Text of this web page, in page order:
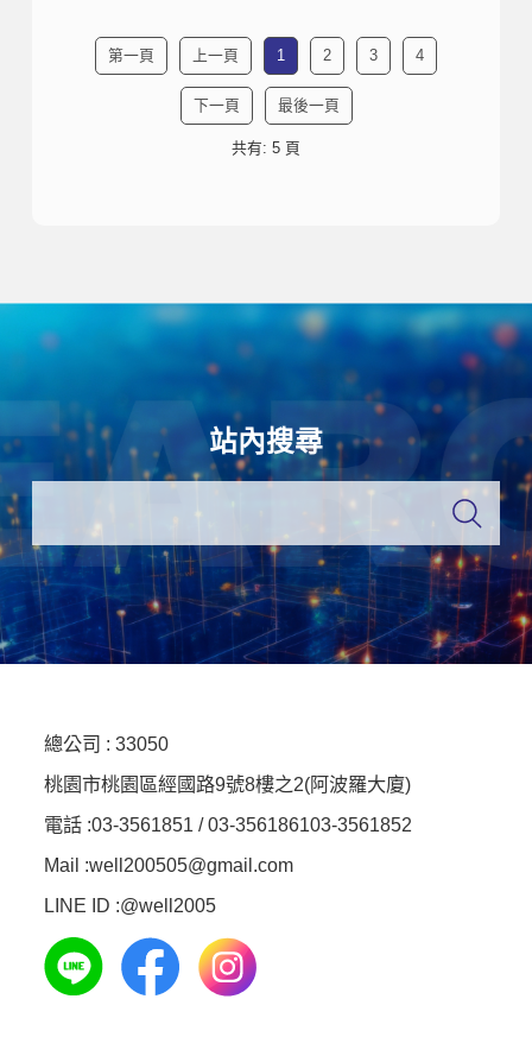
第一頁 上一頁 1 2 3 4
下一頁 最後一頁
共有: 5 頁
站內搜尋
總公司 : 33050
桃園市桃園區經國路9號8樓之2(阿波羅大廈)
電話 :03-3561851 / 03-356186103-3561852
Mail :well200505@gmail.com
LINE ID :@well2005